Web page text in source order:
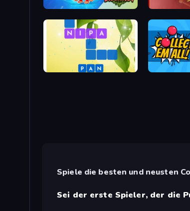
Single
Crossword Connect
Spiele die besten und neusten
Sei der erste Spieler, der die